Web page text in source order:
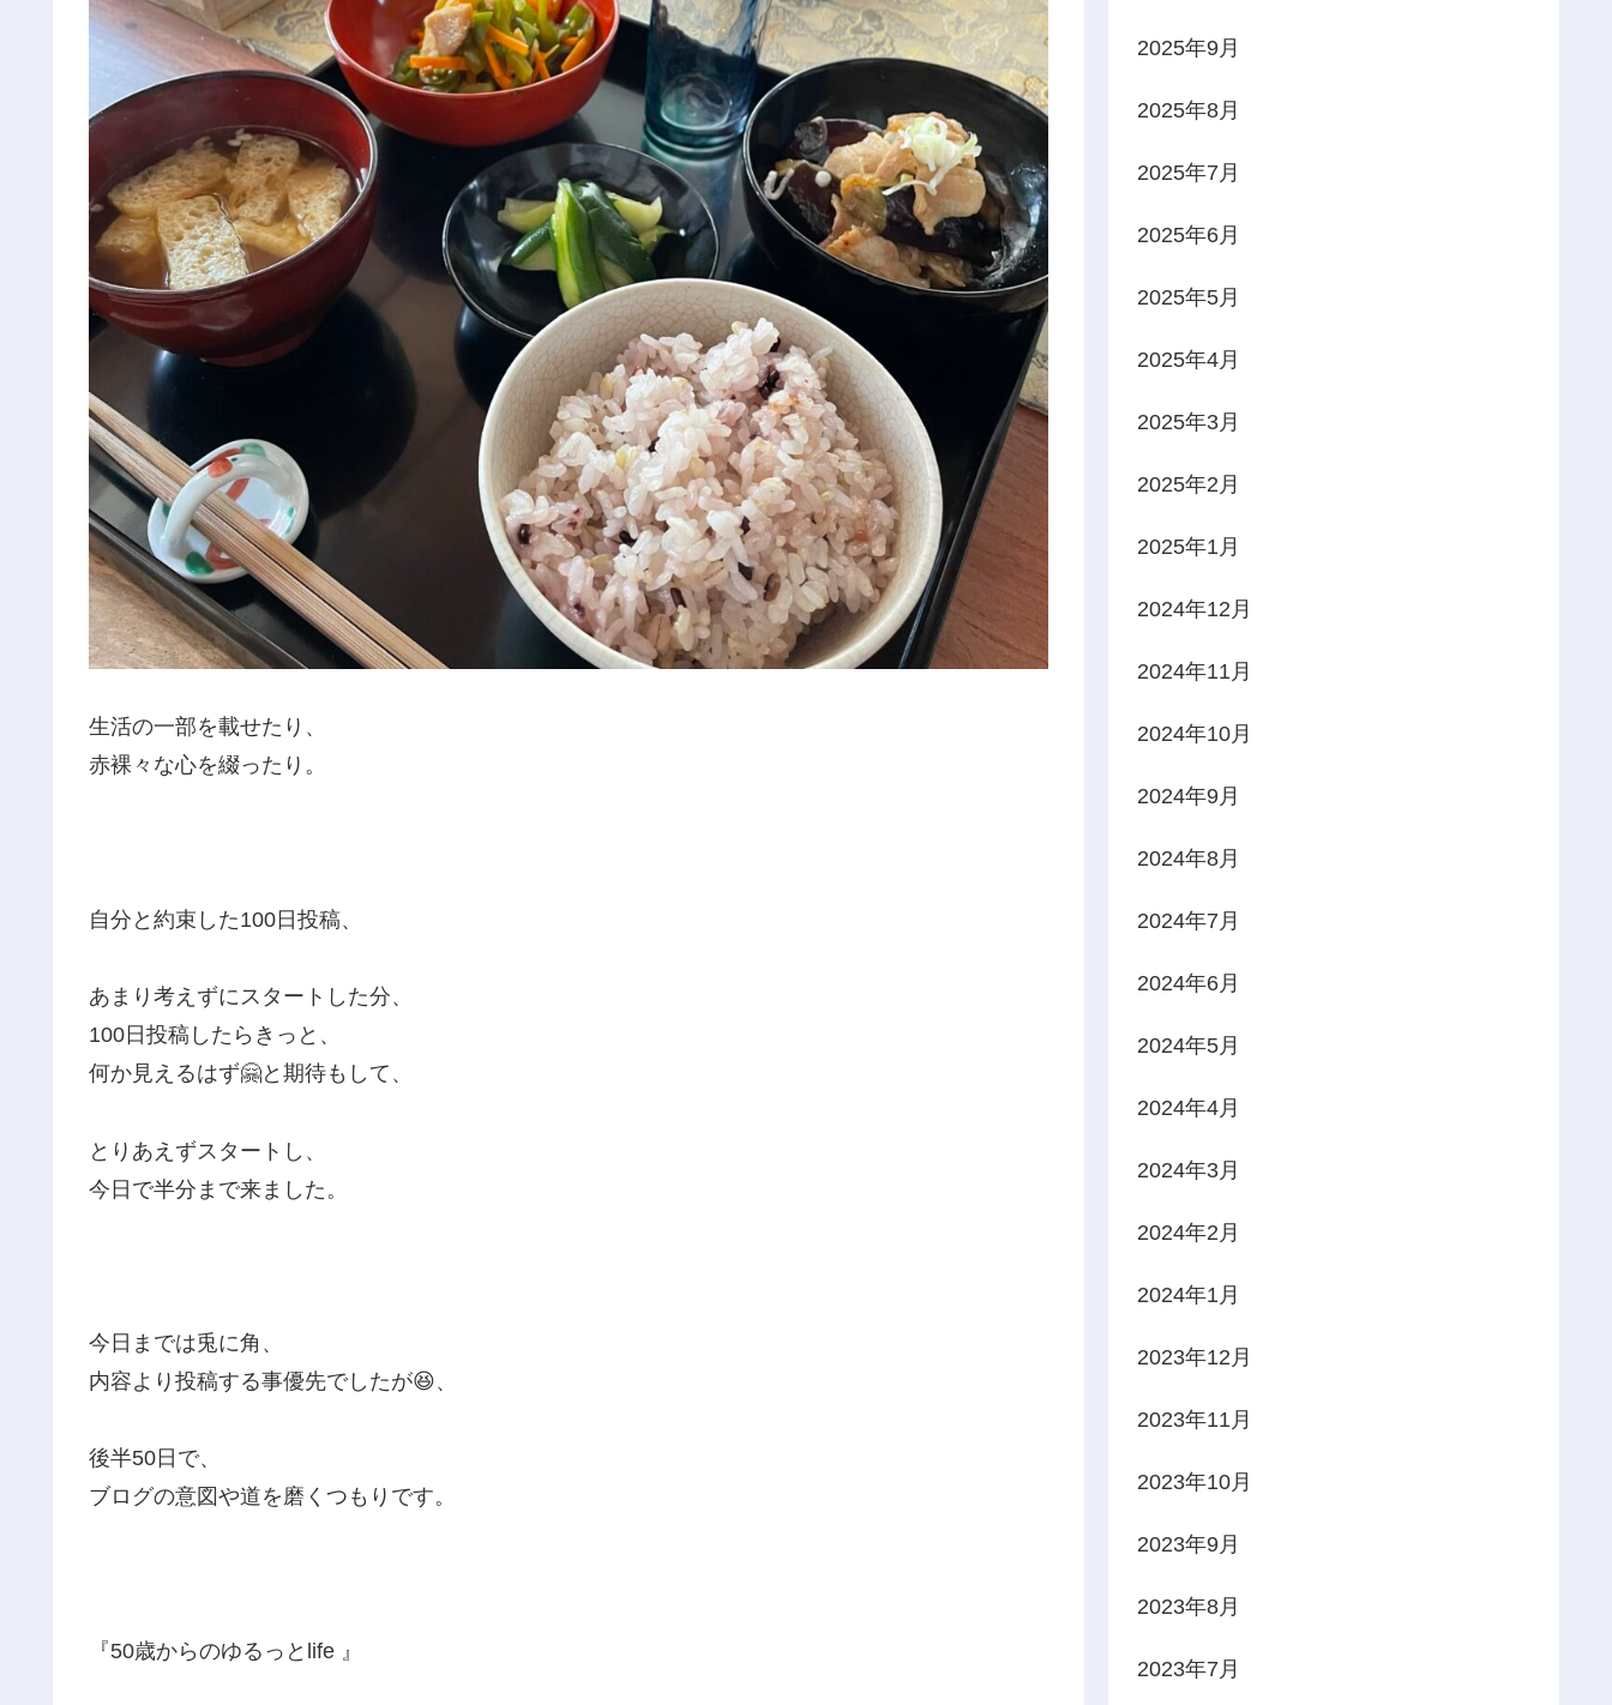
生活の一部を載せたり、
赤裸々な心を綴ったり。
自分と約束した100日投稿、
あまり考えずにスタートした分、
100日投稿したらきっと、
何か見えるはず🤗と期待もして、
とりあえずスタートし、
今日で半分まで来ました。
今日までは兎に角、
内容より投稿する事優先でしたが😆、
後半50日で、
ブログの意図や道を磨くつもりです。
『50歳からのゆるっとlife 』
2025年9月
2025年8月
2025年7月
2025年6月
2025年5月
2025年4月
2025年3月
2025年2月
2025年1月
2024年12月
2024年11月
2024年10月
2024年9月
2024年8月
2024年7月
2024年6月
2024年5月
2024年4月
2024年3月
2024年2月
2024年1月
2023年12月
2023年11月
2023年10月
2023年9月
2023年8月
2023年7月